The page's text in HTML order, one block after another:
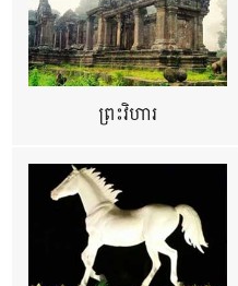
ព្រះវិហារ